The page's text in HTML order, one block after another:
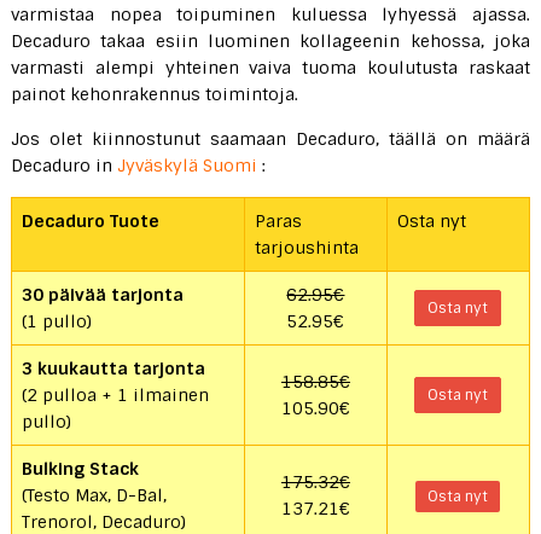
varmistaa nopea toipuminen kuluessa lyhyessä ajassa.
Decaduro takaa esiin luominen kollageenin kehossa, joka
varmasti alempi yhteinen vaiva tuoma koulutusta raskaat
painot kehonrakennus toimintoja.
Jos olet kiinnostunut saamaan Decaduro, täällä on määrä
Decaduro in Jyväskylä Suomi :
Decaduro Tuote
Paras
tarjoushinta
Osta nyt
30 päivää tarjonta
(1 pullo)
62.95€
52.95€
Osta nyt
3 kuukautta tarjonta
(2 pulloa + 1 ilmainen
pullo)
158.85€
105.90€
Osta nyt
Bulking Stack
(Testo Max, D-Bal,
Trenorol, Decaduro)
175.32€
137.21€
Osta nyt